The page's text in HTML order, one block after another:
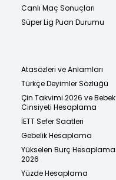
Canlı Maç Sonuçları
Süper Lig Puan Durumu
Atasözleri ve Anlamları
Türkçe Deyimler Sözlüğü
Çin Takvimi 2026 ve Bebek
Cinsiyeti Hesaplama
İETT Sefer Saatleri
Gebelik Hesaplama
Yükselen Burç Hesaplama
2026
Yüzde Hesaplama